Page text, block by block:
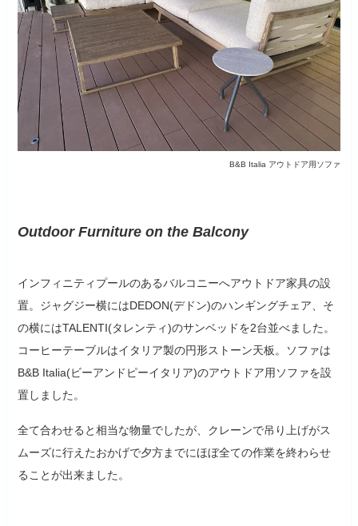
B&B Italia アウトドア用ソファ
Outdoor Furniture on the Balcony
インフィニティプールのあるバルコニーへアウトドア家具の設
置。ジャグジー横にはDEDON(デドン)のハンギングチェア、そ
の横にはTALENTI(タレンティ)のサンベッドを2台並べました。
コーヒーテーブルはイタリア製の円形ストーン天板。ソファは
B&B Italia(ビーアンドピーイタリア)のアウトドア用ソファを設
置しました。
全て合わせると相当な物量でしたが、クレーンで吊り上げがス
ムーズに行えたおかげで夕方までにほぼ全ての作業を終わらせ
ることが出来ました。